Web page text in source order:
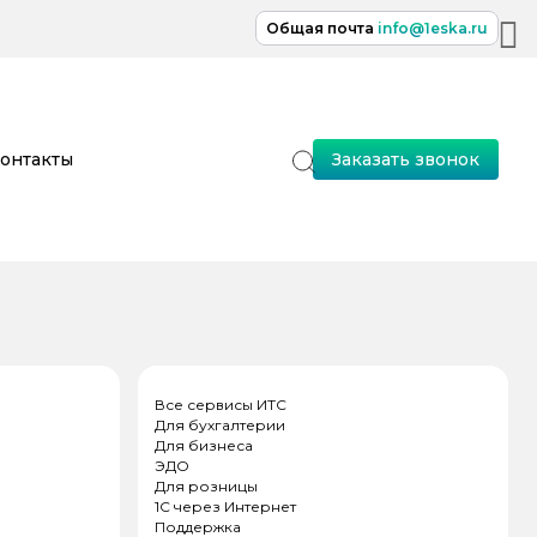
Общая почта info@1eska.ru
Заказать звонок
Все сервисы ИТС
Для бухгалтерии
Для бизнеса
ЭДО
Для розницы
1С через Интернет
Поддержка